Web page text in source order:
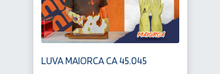
LUVA MAIORCA CA 45.045